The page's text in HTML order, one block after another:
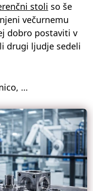
stoli so še
večurnemu
dobro postaviti v
drugi ljudje sedeli
…